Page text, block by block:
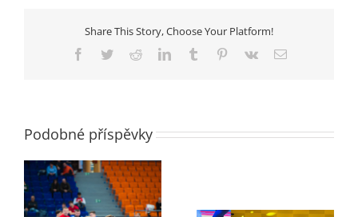
juniorů
červenec
Share This Story, Choose Your Platform!
Facebook
TwitterRedditLinkedInTumblr Pinterest
Vk
E-
Podobné příspěvky